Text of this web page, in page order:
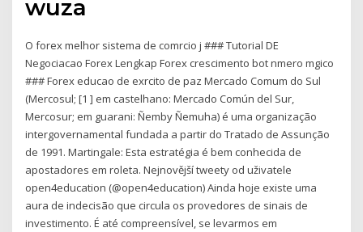
wuza
O forex melhor sistema de comrcio j ### Tutorial DE
Negociacao Forex Lengkap Forex crescimento bot nmero mgico
### Forex educao de exrcito de paz Mercado Comum do Sul
(Mercosul; [1 ] em castelhano: Mercado Común del Sur,
Mercosur; em guarani: Ñemby Ñemuha) é uma organização
intergovernamental fundada a partir do Tratado de Assunção
de 1991. Martingale: Esta estratégia é bem conhecida de
apostadores em roleta. Nejnovější tweety od uživatele
open4education (@open4education) Ainda hoje existe uma
aura de indecisão que circula os provedores de sinais de
investimento. É até compreensível, se levarmos em